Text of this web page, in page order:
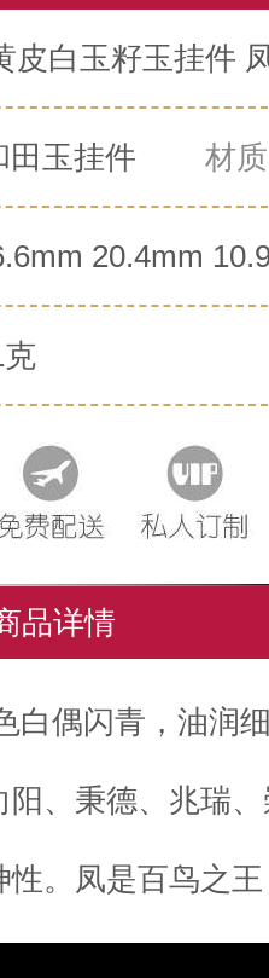
皮白玉籽玉挂件
玉挂件 材质
20.4mm
品详情
白偶闪青，油润
阳、秉德、兆瑞
性。凤是百鸟之王